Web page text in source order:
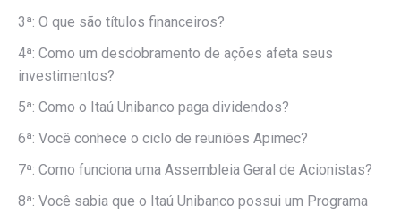
3ª: O que são títulos financeiros?
4ª: Como um desdobramento de ações afeta seus
investimentos?
5ª: Como o Itaú Unibanco paga dividendos?
6ª: Você conhece o ciclo de reuniões Apimec?
7ª: Como funciona uma Assembleia Geral de Acionistas?
8ª: Você sabia que o Itaú Unibanco possui um Programa